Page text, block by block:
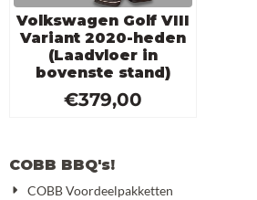
Volkswagen Golf VIII
Variant 2020-heden
(Laadvloer in
bovenste stand)
€379,00
COBB BBQ's!
COBB Voordeelpakketten